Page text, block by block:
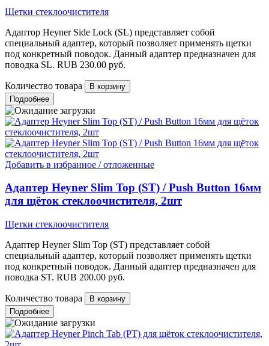
Щетки стеклоочистителя
Адаптор Heyner Side Lock (SL) представляет собой
специальный адаптер, который позволяет применять щетки
под конкретный поводок. Данный адаптер предназначен для
поводка SL. RUB 230.00 руб.
Количество товара
Подробнее
Добавить в избранное / отложенные
Адаптер Heyner Slim Top (ST) / Push Button 16мм
для щёток стеклоочистителя, 2шт
Щетки стеклоочистителя
Адаптер Heyner Slim Top (ST) представляет собой
специальный адаптер, который позволяет применять щетки
под конкретный поводок. Данный адаптер предназначен для
поводка ST. RUB 200.00 руб.
Количество товара
Подробнее